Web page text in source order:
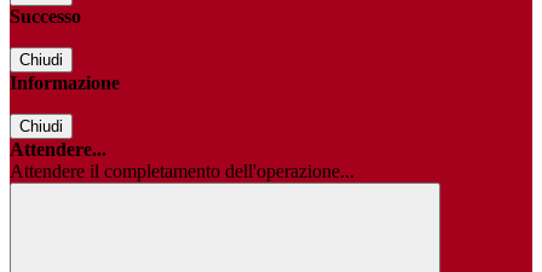
Successo
Chiudi
Informazione
Chiudi
Attendere...
Attendere il completamento dell'operazione...